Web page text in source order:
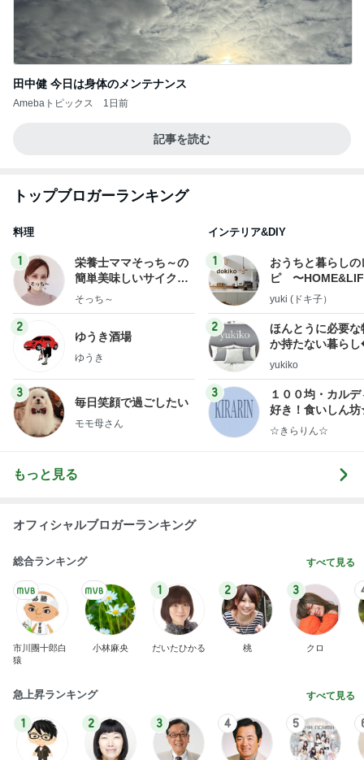
田中健 今日は身体のメンテナンス
Amebaトピックス 1日前
記事を読む
トップブロガーランキング
料理
1
栄養士ママそっち～の
簡単美味しいサイクル
献立
そっち～
2
ゆうき酒場
ゆうき
3
毎日笑顔で過ごしたい
モモ母さん
インテリア&DIY
1
おうちと暮らしの
ピ 〜
yuki (ドキ子）
2
ほんとうに必要な
か持たない暮ら
ep Life Simple◆
yukiko
3
１００均・カルデ
好き！食いしん
らりん☆のブログ
☆きらりん☆
もっと見る
オフィシャルブロガーランキング
総合ランキング すべて見る
市川團十郎白
猿
小林麻央
1
だいたひかる
2
桃
3
クロ
急上昇ランキング すべて見る
1 2 3 4 5